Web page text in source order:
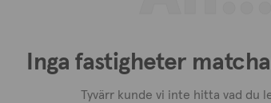
Inga fastigheter
Tyvärr kunde vi inte hitta vad du